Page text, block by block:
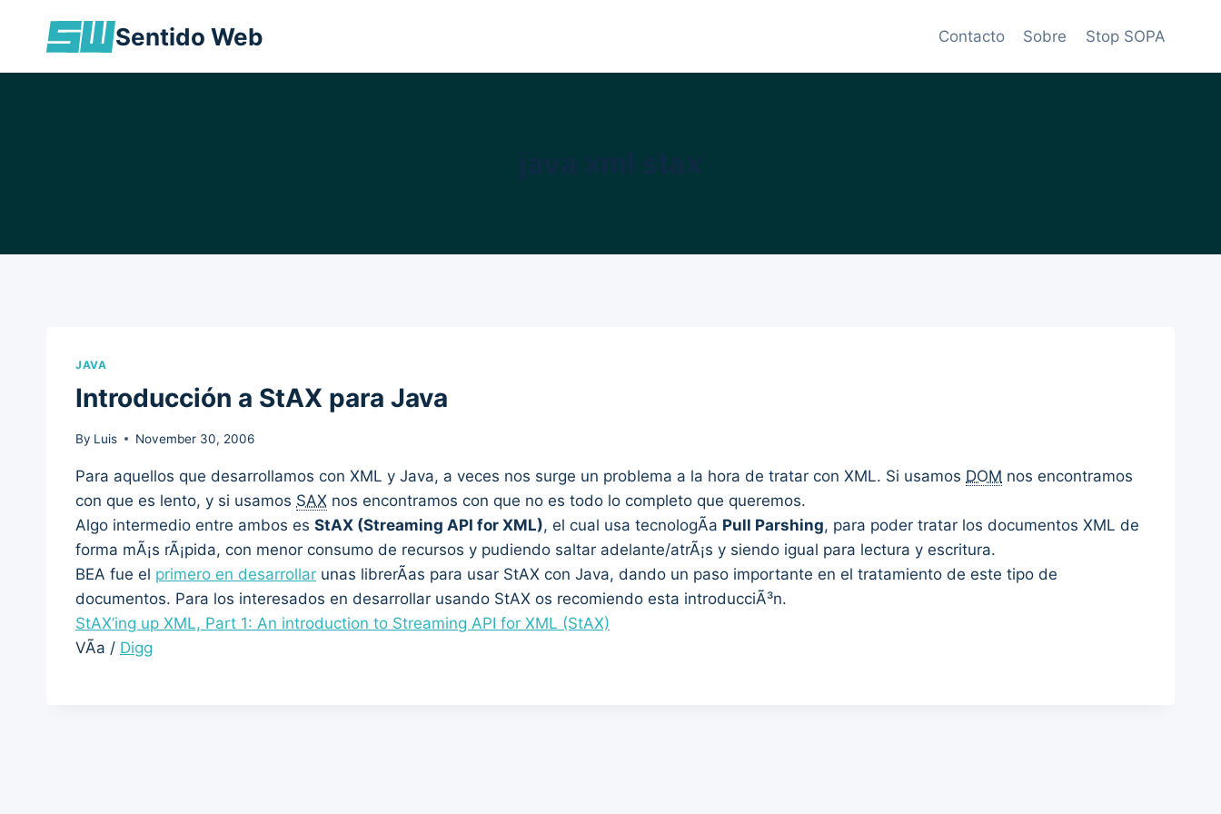
Sentido Web Contacto Sobre Stop SOPA
JAVA
Introducción a StAX para Java
By Luis November 30, 2006
Para aquellos que desarrollamos con XML y Java, a veces nos surge un problema a la hora de tratar con XML. Si usamos DOM nos encontramos
con que es lento, y si usamos SAX nos encontramos con que no es todo lo completo que queremos.
Algo intermedio entre ambos es StAX (Streaming API for XML), el cual usa tecnologÃ­a Pull Parshing, para poder tratar los documentos XML de
forma mÃ¡s rÃ¡pida, con menor consumo de recursos y pudiendo saltar adelante/atrÃ¡s y siendo igual para lectura y escritura.
BEA fue el primero en desarrollar unas librerÃ­as para usar StAX con Java, dando un paso importante en el tratamiento de este tipo de
documentos. Para los interesados en desarrollar usando StAX os recomiendo esta introducciÃ³n.
StAX’ing up XML, Part 1: An introduction to Streaming API for XML (StAX)
VÃ­a / Digg